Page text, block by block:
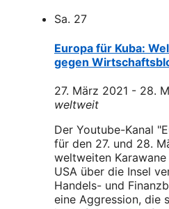
Sa. 27
Europa für Kuba:
gegen
27. März 2021 - 28.
weltweit
Der Youtube-Kanal
für den 27. und 28.
weltweiten
USA über die Insel
Handels- und
eine Aggression, die